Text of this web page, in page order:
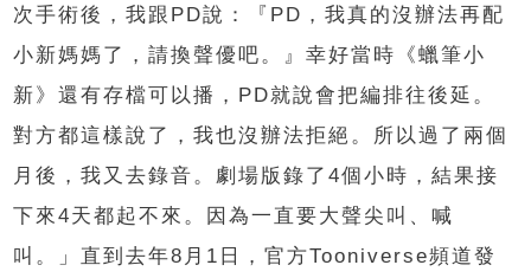
次手術後，我跟PD說：『PD，我真的沒辦法再配
小新媽媽了，請換聲優吧。』幸好當時《蠟筆小
新》還有存檔可以播，PD就說會把編排往後延。
對方都這樣說了，我也沒辦法拒絕。所以過了兩個
月後，我又去錄音。劇場版錄了4個小時，結果接
下來4天都起不來。因為一直要大聲尖叫、喊
叫。」直到去年8月1日，官方Tooniverse頻道發